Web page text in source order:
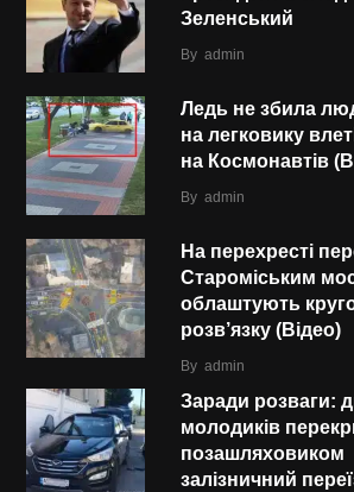
Зеленський
By admin
Ледь не збила
на легковику
на Космонавтів
By admin
На перехресті
Староміським
облаштують
розв’язку (Відео)
By admin
Заради розваги:
молодиків
позашляховиком
залізничний